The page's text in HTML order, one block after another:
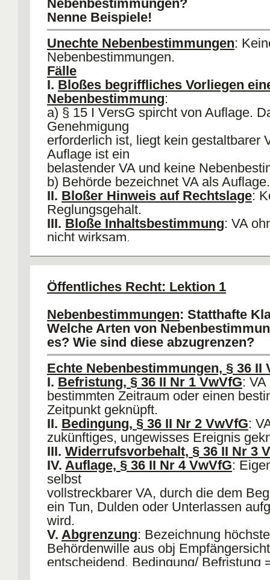
RMK/ materielle RMK
Probleme: Gebundene oder
Ermessensentscheidung
Nebenbestimmungen?
Nenne Beispiele!
Unechte Nebenbestimmungen:
Nebenbestimmungen.
Fälle
I. Bloßes begriffliches Vorliegen
Nebenbestimmung:
a) § 15 I VersG spircht von Auflage.
Genehmigung
erforderlich ist, liegt kein gestaltbarer
Auflage ist ein
belastender VA und keine
b) Behörde bezeichnet VA als Auflage.
II. Bloßer Hinweis auf Rechtslage:
Reglungsgehalt.
III. Bloße Inhaltsbestimmung: VA
nicht wirksam.
V.Modifizierte Gewährung:
bekommt ein aluid zu seinem Antrag
25 VwVfG erforderlich, aber Kolanz
VA ist grds RW (§ 22 Nr 2 VwVfG) ,
möglich, § 45 I Nr 1 VwVfG.
Problem : Abgrenzung Modifizierte
und
modifizierte Auflage. Folge:
Erlass eines gewünschten VAs.
Anfechtung.
Öffentliches Recht: Lektion 1
Nebenbestimmungen: Statthafte
Welche Arten von
es? Wie sind diese abzugrenzen?
Echte Nebenbestimmungen, § 36 II
I. Befristung, § 36 II Nr 1 VwVfG:
bestimmten Zeitraum oder einen
Zeitpunkt geknüpft.
II. Bedingung, § 36 II Nr 2 VwVfG:
zukünftiges, ungewisses Ereignis
III. Widerrufsvorbehalt, § 36 II Nr 3
IV. Auflage, § 36 II Nr 4 VwVfG:
selbst
vollstreckbarer VA, durch die dem
ein Tun, Dulden oder Unterlassen
wird.
V. Abgrenzung: Bezeichnung
Behördenwille aus obj Empfängersicht
entscheidend. Bedingung/ Befristung